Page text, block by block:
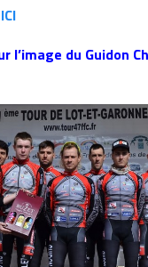
l’image du Guidon